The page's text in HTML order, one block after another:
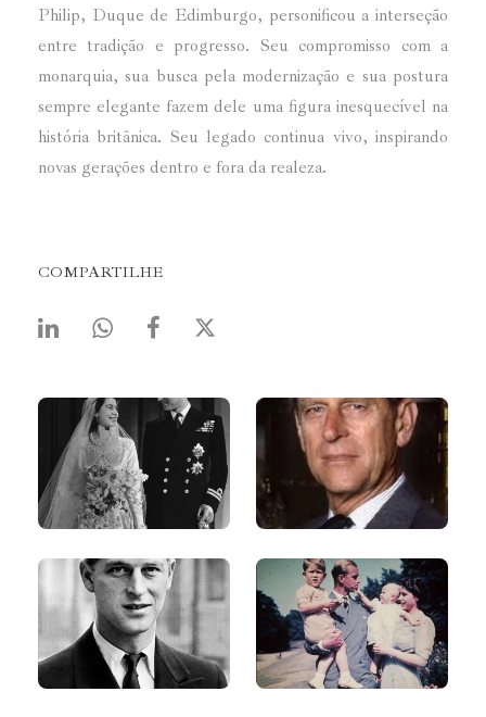
Philip, Duque de Edimburgo, personificou a interseção
entre tradição e progresso. Seu compromisso com a
monarquia, sua busca pela modernização e sua postura
sempre elegante fazem dele uma figura inesquecível na
história britânica. Seu legado continua vivo, inspirando
novas gerações dentro e fora da realeza.
COMPARTILHE